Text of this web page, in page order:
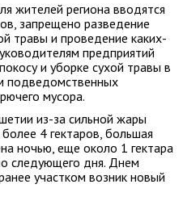
жителей региона вводятся
запрещено разведение
травы и проведение каких-
предприятий
и уборке сухой травы в
подведомственных
мусора.
из-за сильной жары
4 гектаров, большая
ночью, еще около 1 гектара
следующего дня. Днем
участком возник новый